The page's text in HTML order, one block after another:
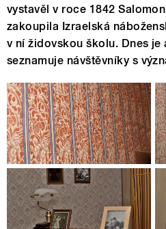
vystavěl v roce 1842
zakoupila Izraelská
v ní židovskou školu. Dnes
seznamuje návštěvníky s